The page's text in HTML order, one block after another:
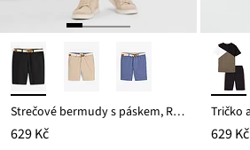
Strečové bermudy s páskem, Regular Fit
629 Kč 629 Kč